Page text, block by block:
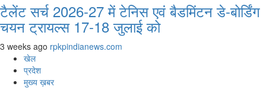
टैलेंट सर्च 2026-27 में टेनिस एवं बैडमिंटन डे-बोर्डिंग
चयन ट्रायल्स 17-18 जुलाई को
3 weeks ago rpkpindianews.com
खेल
प्रदेश
मुख्य ख़बर